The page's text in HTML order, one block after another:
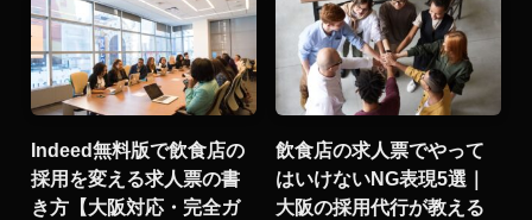
Indeed無料版で飲食店の
採用を変える求人票の書
き方【大阪対応・完全ガ
飲食店の求人票でやって
はいけないNG表現5選｜
大阪の採用代行が教える